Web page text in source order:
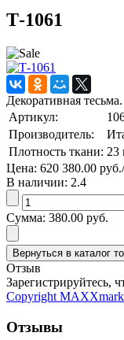
Т-1061
Декоративная тесьма.
Артикул:
Производитель:
Плотность ткани: 23
Цена: 620 380.00 руб.
В наличии: 2.4
Сумма: 380.00 руб.
Отзыв
Зарегистрируйтесь,
Copyright
Отзывы